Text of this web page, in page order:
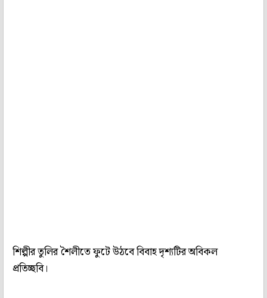
শিল্পীর তুলির শৈলীতে ফুটে উঠবে বিবাহ দৃশ্যটির অবিকল
প্রতিচ্ছবি।